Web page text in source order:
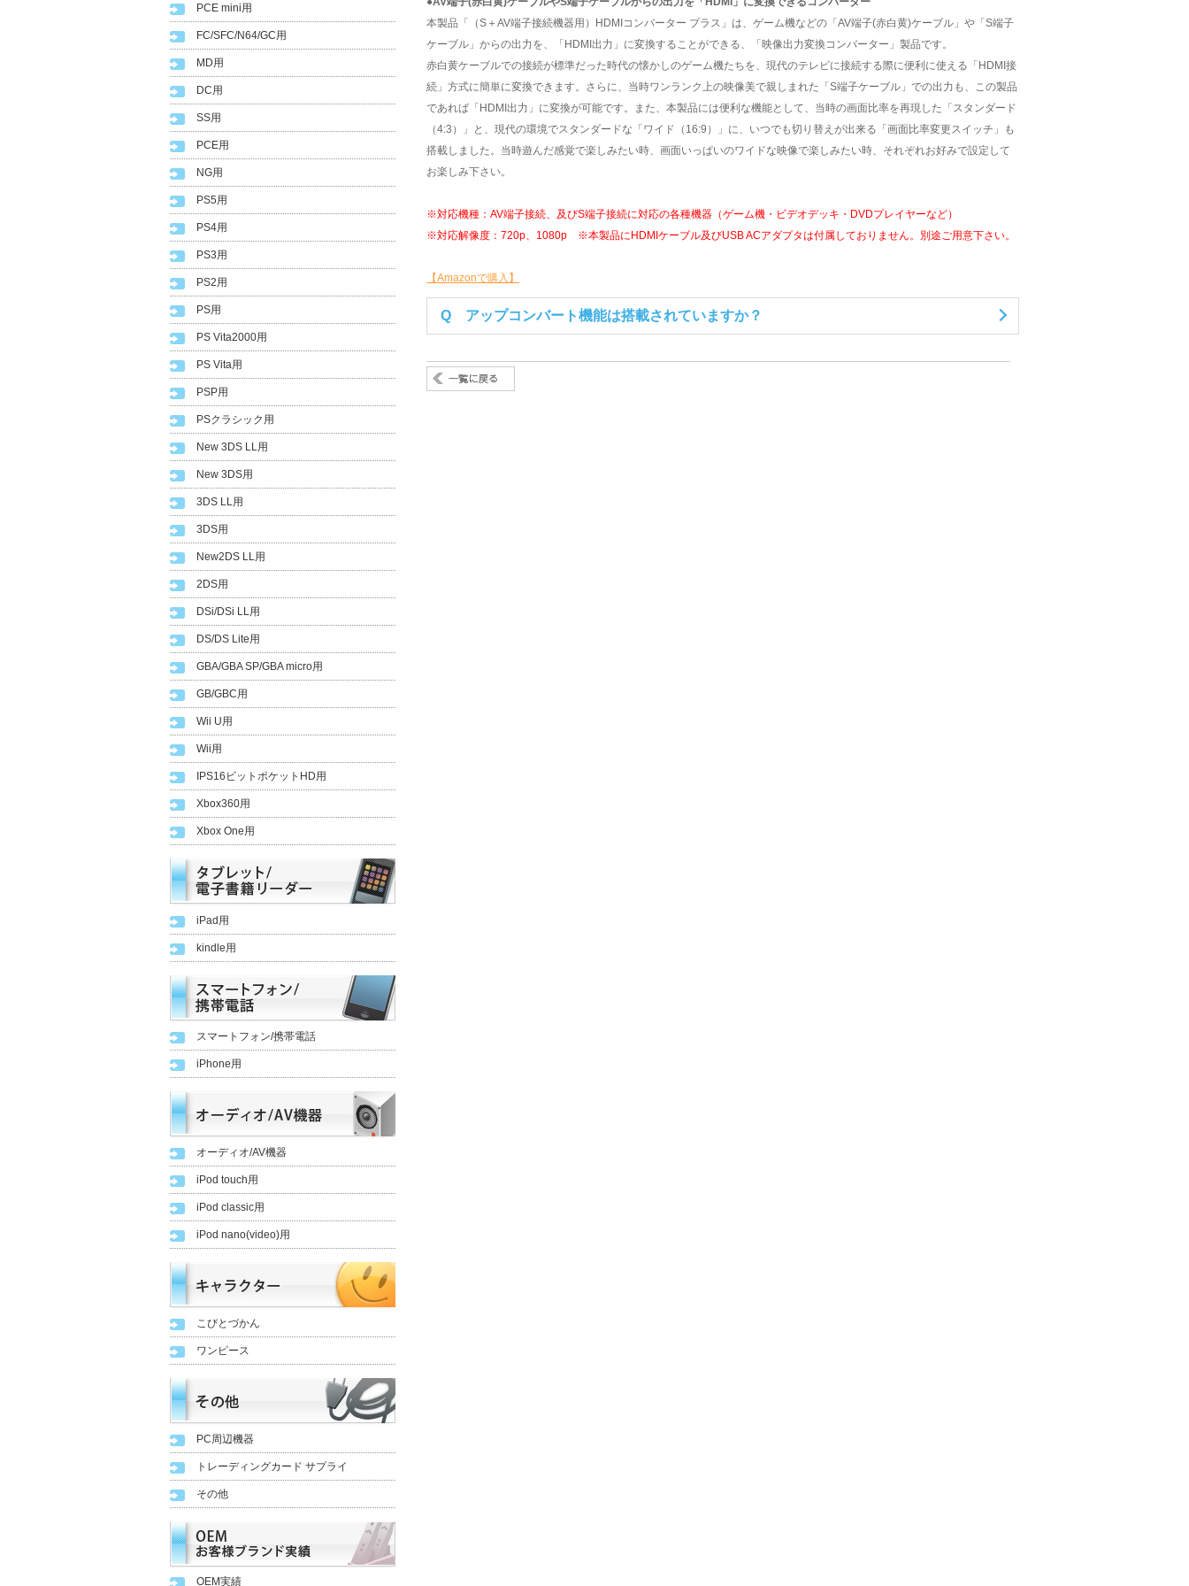
PCE mini用
FC/SFC/N64/GC用
MD用
DC用
SS用
PCE用
NG用
PS5用
PS4用
PS3用
PS2用
PS用
PS Vita2000用
PS Vita用
PSP用
PSクラシック用
New 3DS LL用
New 3DS用
3DS LL用
3DS用
New2DS LL用
2DS用
DSi/DSi LL用
DS/DS Lite用
GBA/GBA SP/GBA micro用
GB/GBC用
Wii U用
Wii用
IPS16ビットポケットHD用
Xbox360用
Xbox One用
iPad用
kindle用
スマートフォン/携帯電話
iPhone用
オーディオ/AV機器
iPod touch用
iPod classic用
iPod nano(video)用
こびとづかん
ワンピース
PC周辺機器
トレーディングカード サプライ
その他
OEM実績
本製品「（S＋AV端子接続機器用）HDMIコンバーター プラス」は、ゲーム機などの「AV端子(赤白黄)ケーブル」や「S端子
ケーブル」からの出力を、「HDMI出力」に変換することができる、「映像出力変換コンバーター」製品です。
赤白黄ケーブルでの接続が標準だった時代の懐かしのゲーム機たちを、現代のテレビに接続する際に便利に使える「HDMI接
続」方式に簡単に変換できます。さらに、当時ワンランク上の映像美で親しまれた「S端子ケーブル」での出力も、この製品
であれば「HDMI出力」に変換が可能です。また、本製品には便利な機能として、当時の画面比率を再現した「スタンダード
（4:3）」と、現代の環境でスタンダードな「ワイド（16:9）」に、いつでも切り替えが出来る「画面比率変更スイッチ」も
搭載しました。当時遊んだ感覚で楽しみたい時、画面いっぱいのワイドな映像で楽しみたい時、それぞれお好みで設定して
お楽しみ下さい。
※対応機種：AV端子接続、及びS端子接続に対応の各種機器（ゲーム機・ビデオデッキ・DVDプレイヤーなど）
※対応解像度：720p、1080p ※本製品にHDMIケーブル及びUSB ACアダプタは付属しておりません。別途ご用意下さい。
【Amazonで購入】
Q アップコンバート機能は搭載されていますか？